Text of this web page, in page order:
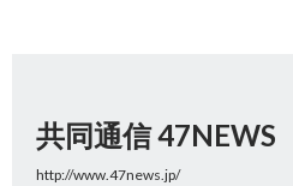
共同通信 47NEWS
http://www.47news.jp/